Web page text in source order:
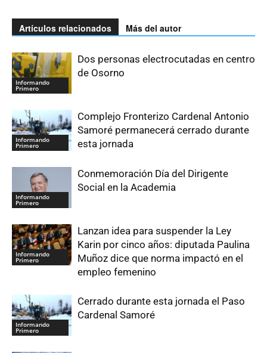
Artículos relacionados Más del autor
Informando
Primero
Dos personas electrocutadas en centro
de Osorno
Informando
Primero
Complejo Fronterizo Cardenal Antonio
Samoré permanecerá cerrado durante
esta jornada
Informando
Primero
Conmemoración Día del Dirigente
Social en la Academia
Informando
Primero
Lanzan idea para suspender la Ley
Karin por cinco años: diputada Paulina
Muñoz dice que norma impactó en el
empleo femenino
Informando
Primero
Cerrado durante esta jornada el Paso
Cardenal Samoré